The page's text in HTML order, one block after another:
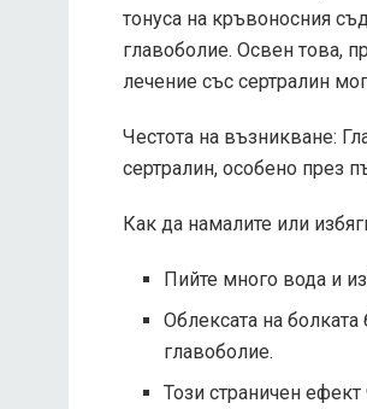
тонуса на кръвоносния
главоболие. Освен това,
лечение със сертралин
Честота на възникване:
сертралин, особено през
Как да намалите или
Пийте много вода и
Облексата на
главоболие.
Този страничен